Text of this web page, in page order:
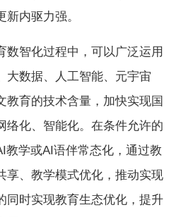
内驱力强。
智化过程中，可以广泛运用
大数据、人工智能、元宇宙
教育的技术含量，加快实现国
络化、智能化。在条件允许的
教学或AI语伴常态化，通过教
享、教学模式优化，推动实现
同时实现教育生态优化，提升